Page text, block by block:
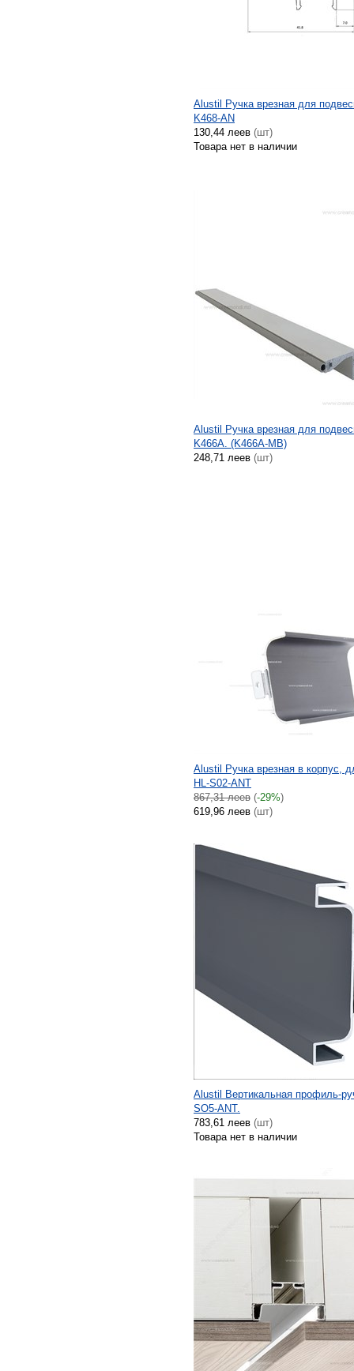
Alustil Ручка врезная для
K468-AN
130,44 леев (шт)
Товара нет в наличии
Alustil Ручка врезная для
K466A. (K466A-MB)
248,71 леев (шт)
Alustil Ручка врезная в корпус,
HL-S02-ANT
867,31 леев (-29%)
619,96 леев (шт)
Alustil Вертикальная профиль-
SO5-ANT.
783,61 леев (шт)
Товара нет в наличии